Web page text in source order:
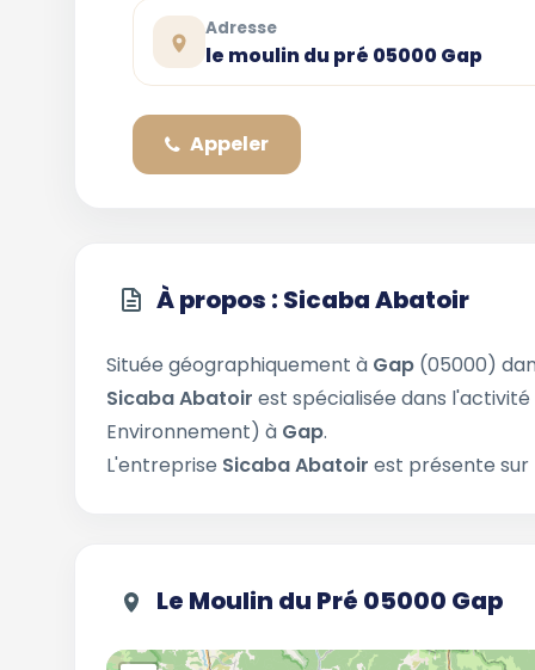
Adresse
le moulin du pré 05000 Gap
Appeler
À propos : Sicaba Abatoir
Située géographiquement à Gap (05000)
Sicaba Abatoir est spécialisée dans
Environnement) à Gap.
L'entreprise Sicaba Abatoir est présente sur
Le Moulin du Pré 05000 Gap